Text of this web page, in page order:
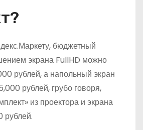
бюджетный
экрана FullHD можно
рублей, а напольный экран
рублей, грубо говоря,
из проектора и экрана
рублей.